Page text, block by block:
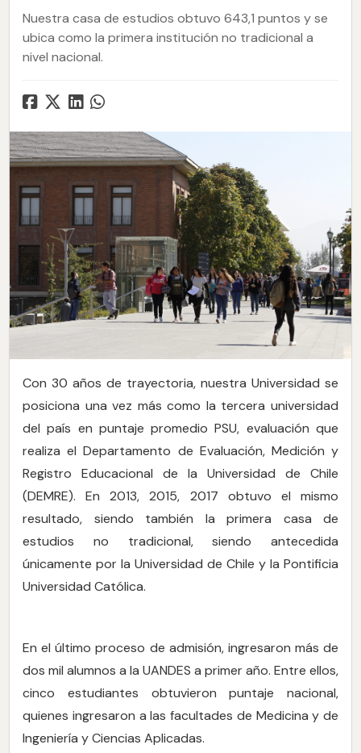
Nuestra casa de estudios obtuvo 643,1 puntos y se
ubica como la primera institución no tradicional a
nivel nacional.
Con 30 años de trayectoria, nuestra Universidad se
posiciona una vez más como la tercera universidad
del país en puntaje promedio PSU, evaluación que
realiza el Departamento de Evaluación, Medición y
Registro Educacional de la Universidad de Chile
(DEMRE). En 2013, 2015, 2017 obtuvo el mismo
resultado, siendo también la primera casa de
estudios no tradicional, siendo antecedida
únicamente por la Universidad de Chile y la Pontificia
Universidad Católica.
En el último proceso de admisión, ingresaron más de
dos mil alumnos a la UANDES a primer año. Entre ellos,
cinco estudiantes obtuvieron puntaje nacional,
quienes ingresaron a las facultades de Medicina y de
Ingeniería y Ciencias Aplicadas.